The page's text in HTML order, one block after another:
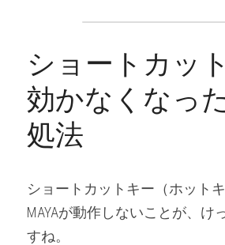
ショートカッ
効かなくなっ
処法
ショートカットキー（ホット
MAYAが動作しないことが、け
すね。